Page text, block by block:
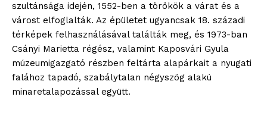
szultánsága idején, 1552-ben a törökök a várat és a
várost elfoglalták. Az épületet ugyancsak 18. századi
térképek felhasználásával találták meg, és 1973-ban
Csányi Marietta régész, valamint Kaposvári Gyula
múzeumigazgató részben feltárta alapárkait a nyugati
falához tapadó, szabálytalan négyszög alakú
minaretalapozással együtt.